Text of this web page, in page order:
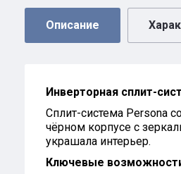
Описание
Инверторная сплит-
Сплит-система Persona
чёрном корпусе с
украшала интерьер.
Ключевые